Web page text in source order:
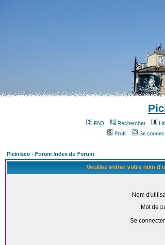
FAQ Rechercher
Profil
Se
Picinisco - Forum Index du Forum
Veuillez entrer votre nom
Nom
Mot de
Se